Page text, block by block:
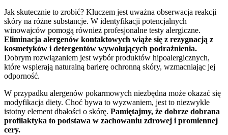
Jak skutecznie to zrobić? Kluczem jest uważna obserwacja reakcji
skóry na różne substancje. W identyfikacji potencjalnych
winowajców pomogą również profesjonalne testy alergiczne.
Eliminacja alergenów kontaktowych wiąże się z rezygnacją z
kosmetyków i detergentów wywołujących podrażnienia.
Dobrym rozwiązaniem jest wybór produktów hipoalergicznych,
które wspierają naturalną barierę ochronną skóry, wzmacniając jej
odporność.
W przypadku alergenów pokarmowych niezbędna może okazać się
modyfikacja diety. Choć bywa to wyzwaniem, jest to niezwykle
istotny element dbałości o skórę. Pamiętajmy, że dobrze dobrana
profilaktyka to podstawa w zachowaniu zdrowej i promiennej
cery.